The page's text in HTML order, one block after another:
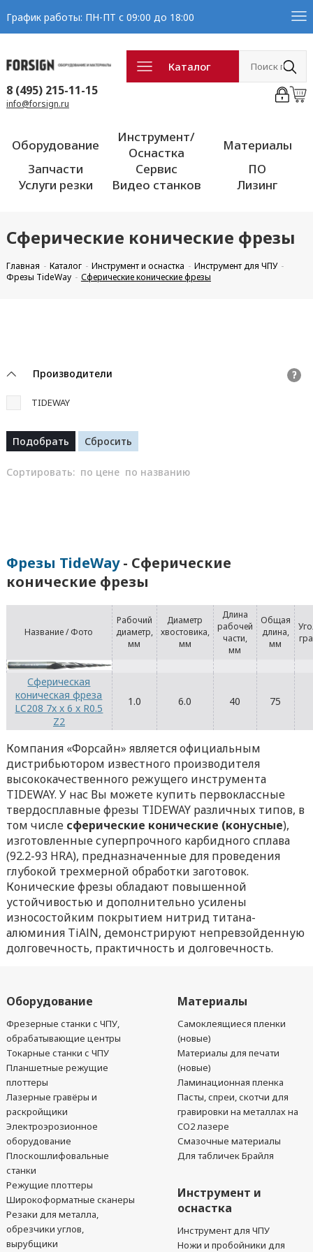
График работы: ПН-ПТ с 09:00 до 18:00
Каталог
8 (495) 215-11-15
info@forsign.ru
Оборудование
Инструмент/
Оснастка
Материалы
Запчасти
Сервис
ПО
Услуги резки
Видео станков Лизинг
Сферические конические фрезы
Главная Каталог Инструмент и оснастка
Инструмент для ЧПУ
Фрезы TideWay
Сферические конические фрезы
Производители ?
TIDEWAY
Сортировать: по цене по названию
Фрезы TideWay- Сферические
конические фрезы
Название / Фото
Рабочий
диаметр,
мм
Диаметр
хвостовика,
мм
Длина
рабочей
части,
мм
Общая
длина,
мм
Сферическая
коническая фреза
LC208 7x x 6 x R0.5
Z2
1.0 6.0 40 75
Компания «Форсайн» является официальным
дистрибьютором известного производителя
высококачественного режущего инструмента
TIDEWAY. У нас Вы можете купить первоклассные
твердосплавные фрезы TIDEWAY различных типов, в
том числе сферические конические (конусные),
изготовленные суперпрочного карбидного сплава
(92.2-93 HRA), предназначенные для проведения
глубокой трехмерной обработки заготовок.
Конические фрезы обладают повышенной
устойчивостью и дополнительно усилены
износостойким покрытием нитрид титана-
алюминия TiAlN, демонстрируют непревзойденную
долговечность, практичность и долговечность.
Оборудование
Фрезерные станки с ЧПУ,
обрабатывающие центры
Токарные станки с ЧПУ
Планшетные режущие
плоттеры
Лазерные гравёры и
раскройщики
Электроэрозионное
оборудование
Плоскошлифовальные
станки
Режущие плоттеры
Широкоформатные сканеры
Резаки для металла,
обрезчики углов,
вырубщики
Материалы
Самоклеящиеся пленки
(новые)
Материалы для печати
(новые)
Ламинационная пленка
Пасты, спреи, скотчи для
гравировки на металлах на
CO2 лазере
Смазочные материалы
Для табличек Брайля
Инструмент и
оснастка
Инструмент для ЧПУ
Ножи и пробойники для